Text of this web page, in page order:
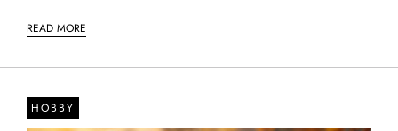
READ MORE
HOBBY